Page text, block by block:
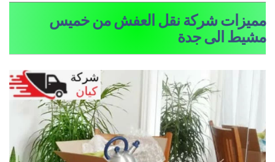
شركة نقل العفش من خميس
الى جدة